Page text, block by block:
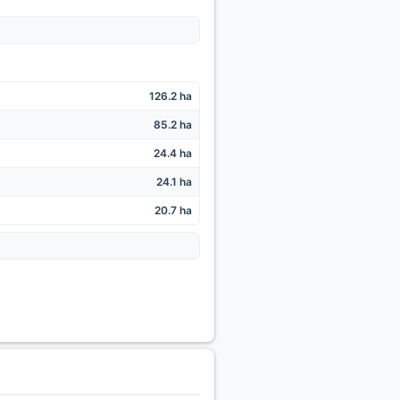
126.2 ha
85.2 ha
24.4 ha
24.1 ha
20.7 ha